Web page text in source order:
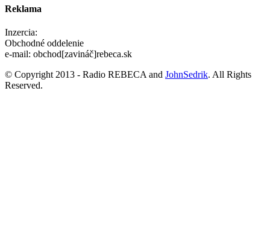
Reklama
Inzercia:
Obchodné oddelenie
e-mail: obchod[zavináč]rebeca.sk
© Copyright 2013 - Radio REBECA and JohnSedrik. All Rights
Reserved.